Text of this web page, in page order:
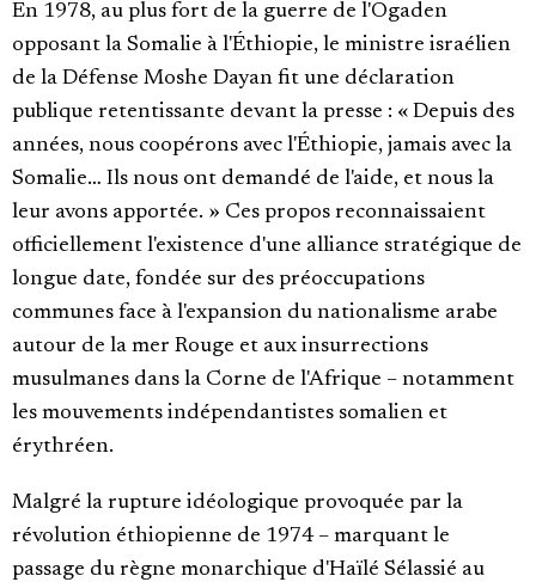
En 1978, au plus fort de la guerre de l'Ogaden
opposant la Somalie à l'Éthiopie, le ministre israélien
de la Défense Moshe Dayan fit une déclaration
publique retentissante devant la presse : « Depuis des
années, nous coopérons avec l'Éthiopie, jamais avec la
Somalie… Ils nous ont demandé de l'aide, et nous la
leur avons apportée. » Ces propos reconnaissaient
officiellement l'existence d'une alliance stratégique de
longue date, fondée sur des préoccupations
communes face à l'expansion du nationalisme arabe
autour de la mer Rouge et aux insurrections
musulmanes dans la Corne de l'Afrique – notamment
les mouvements indépendantistes somalien et
érythréen.
Malgré la rupture idéologique provoquée par la
révolution éthiopienne de 1974 – marquant le
passage du règne monarchique d'Haïlé Sélassié au